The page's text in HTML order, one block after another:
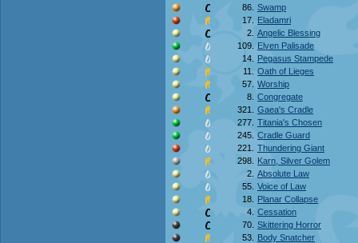
86. Swamp
17.
Eladamri
2. Angelic Blessing
109.
Elven Palisade
14.
Pegasus Stampede
11.
Oath of Lieges
57. Worship
8. Congregate
321.
Gaea's Cradle
277. Titania's Chosen
245. Cradle Guard
221.
Thundering Giant
298.
Karn, Silver Golem
2. Absolute Law
55. Voice of Law
18.
Planar Collapse
4. Cessation
70. Skittering Horror
53.
Body Snatcher